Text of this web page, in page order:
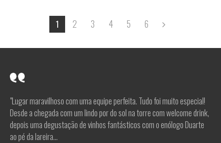
1 2 3 4 5 6
"Lugar maravilhoso com uma equipe perfeita. Tudo foi muito especial!
Desde a chegada com um lindo por do sol na torre com welcome drink,
depois uma degustação de vinhos fantásticos com o enólogo Duarte
ao pé da lareira...